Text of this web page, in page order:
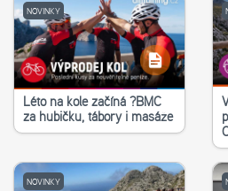
NOVINKY
Léto na kole začíná ?‍BMC
za hubičku, tábory i masáže
NOVINKY